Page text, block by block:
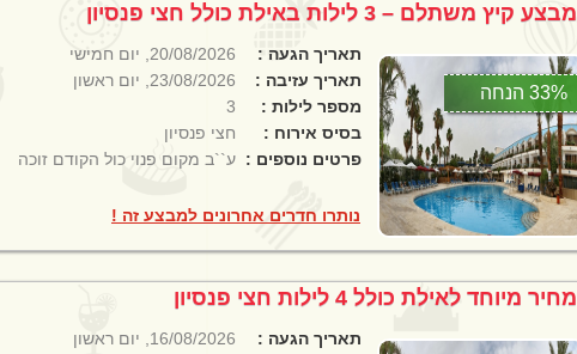
מבצע קיץ משתלם – 3 לילות באילת כולל חצי פנסיון
תאריך הגעה :
20/08/2026, יום חמישי
תאריך עזיבה :
23/08/2026, יום ראשון
מספר לילות :
3
בסיס אירוח :
חצי פנסיון
פרטים נוספים : ע``ב מקום פנוי כול הקודם זוכה
נותרו חדרים אחרונים למבצע זה !
33% הנחה
מחיר מיוחד לאילת כולל 4 לילות חצי פנסיון
תאריך הגעה :
16/08/2026, יום ראשון